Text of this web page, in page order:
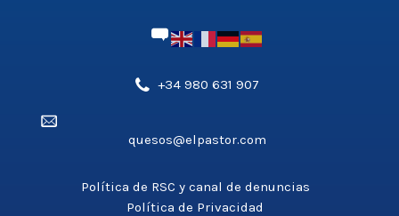
Teléfono',
>
+34 980 631 907
'aldea_v3');
>
quesos@elpastor.com
Política de RSC y canal de denuncias
Política de Privacidad